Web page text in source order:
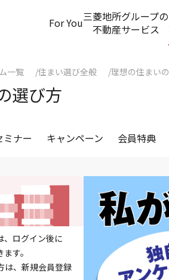
For You三菱地所グループの
不動産サービス
一覧 住まい選び全般 理想の住まい
選び方
ミナー キャンペーン 会員特典
、ログイン後に
す。
は、新規会員登録